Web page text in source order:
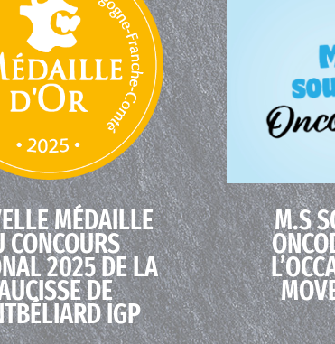
MÉDAILLE
CONCOURS
2025 DE LA
DE
IGP
M.S